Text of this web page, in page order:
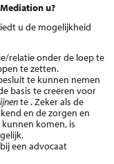
u?
u de mogelijkheid
relatie onder de loep te
te zetten.
te kunnen nemen
basis te creëren voor
te . Zeker als de
en de zorgen en
komen, is
een advocaat